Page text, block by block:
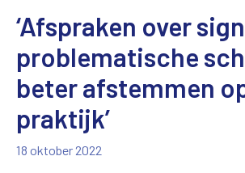
‘Afspraken over
problematische
beter afstemmen
praktijk’
18 oktober 2022